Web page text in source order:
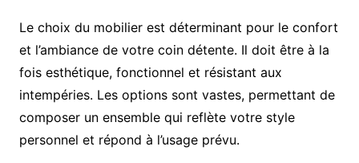
Le choix du mobilier est déterminant pour le confort
et l’ambiance de votre coin détente. Il doit être à la
fois esthétique, fonctionnel et résistant aux
intempéries. Les options sont vastes, permettant de
composer un ensemble qui reflète votre style
personnel et répond à l’usage prévu.